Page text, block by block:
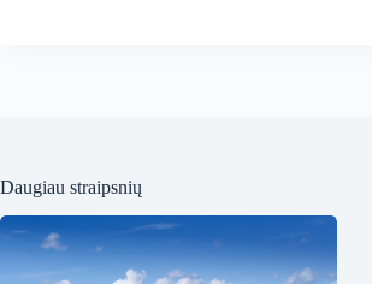
Daugiau straipsnių